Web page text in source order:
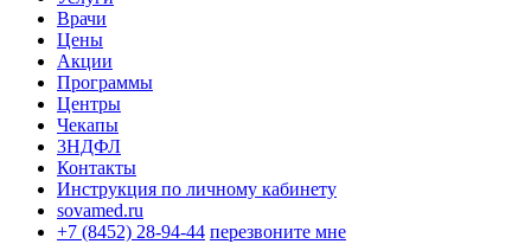
Врачи
Цены
Акции
Программы
Центры
Чекапы
3НДФЛ
Контакты
Инструкция по личному кабинету
sovamed.ru
+7 (8452) 28-94-44 перезвоните мне